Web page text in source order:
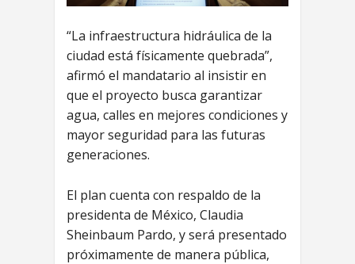
“La infraestructura hidráulica de la
ciudad está físicamente quebrada”,
afirmó el mandatario al insistir en
que el proyecto busca garantizar
agua, calles en mejores condiciones y
mayor seguridad para las futuras
generaciones.
El plan cuenta con respaldo de la
presidenta de México, Claudia
Sheinbaum Pardo, y será presentado
próximamente de manera pública,